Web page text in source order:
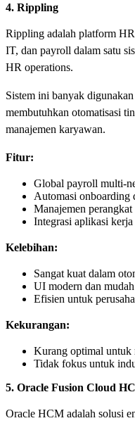
4. Rippling
Rippling adalah platform
IT, dan payroll dalam satu
HR operations.
Sistem ini banyak
membutuhkan otomatisasi
manajemen karyawan.
Fitur:
Global payroll multi-
Automasi onboarding
Manajemen
Integrasi aplikasi
Kelebihan:
Sangat kuat dalam
UI modern dan
Efisien untuk
Kekurangan:
Kurang optimal untuk
Tidak fokus untuk
5. Oracle Fusion Cloud
Oracle HCM adalah solusi